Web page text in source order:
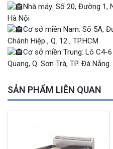
Nhà máy: Số 20, Đường 1,
Hà Nội
Cơ sở miền Nam: Số 5A,
Chánh Hiệp , Q. 12 , TP.HCM
Cơ sở miền Trung: Lô C4-
Quang, Q. Sơn Trà, TP. Đà Nẵng
SẢN PHẨM LIÊN QUAN